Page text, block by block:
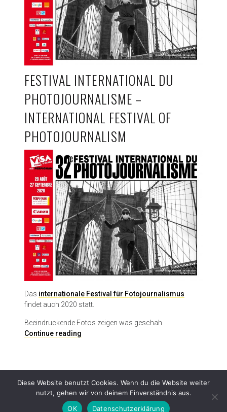
FESTIVAL INTERNATIONAL DU
PHOTOJOURNALISME –
INTERNATIONAL FESTIVAL OF
PHOTOJOURNALISM
Das internationale Festival für Fotojournalismus
findet auch 2020 statt.
Beeindruckende Fotos zeigen was geschah.
Continue reading
v
a
l
Diese Website benutzt Cookies. Wenn du die Website weiter
nutzt, gehen wir von deinem Einverständnis aus.
OK
Datenschutzerklärung